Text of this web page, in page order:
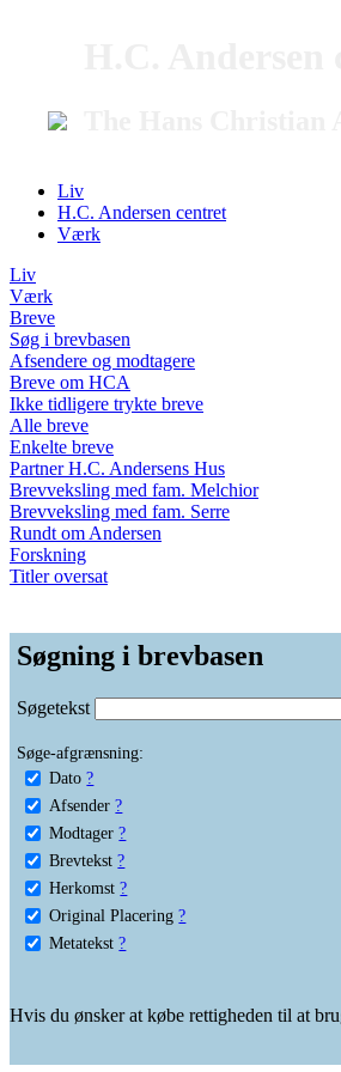
Liv
H.C. Andersen centret
Værk
Liv
Værk
Breve
Søg i brevbasen
Afsendere og modtagere
Breve om HCA
Ikke tidligere trykte breve
Alle breve
Enkelte breve
Partner H.C. Andersens Hus
Brevveksling med fam. Melchior
Brevveksling med fam. Serre
Rundt om Andersen
Forskning
Titler oversat
Søgning i brevbasen
Søgetekst
Søge-afgrænsning:
Dato ?
Afsender ?
Modtager ?
Brevtekst ?
Herkomst ?
Original Placering ?
Metatekst ?
Hvis du ønsker at købe rettigheden til at